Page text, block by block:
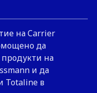
на Carrier
да
продукти на
и да
Totaline в